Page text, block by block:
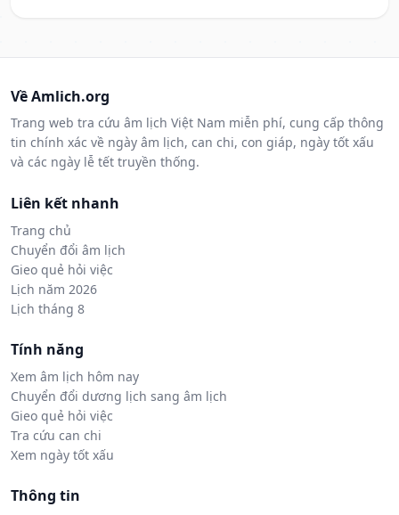
Về Amlich.org
Trang web tra cứu âm lịch Việt Nam miễn phí, cung cấp thông
tin chính xác về ngày âm lịch, can chi, con giáp, ngày tốt xấu
và các ngày lễ tết truyền thống.
Liên kết nhanh
Trang chủ
Chuyển đổi âm lịch
Gieo quẻ hỏi việc
Lịch năm 2026
Lịch tháng 8
Tính năng
Xem âm lịch hôm nay
Chuyển đổi dương lịch sang âm lịch
Gieo quẻ hỏi việc
Tra cứu can chi
Xem ngày tốt xấu
Thông tin